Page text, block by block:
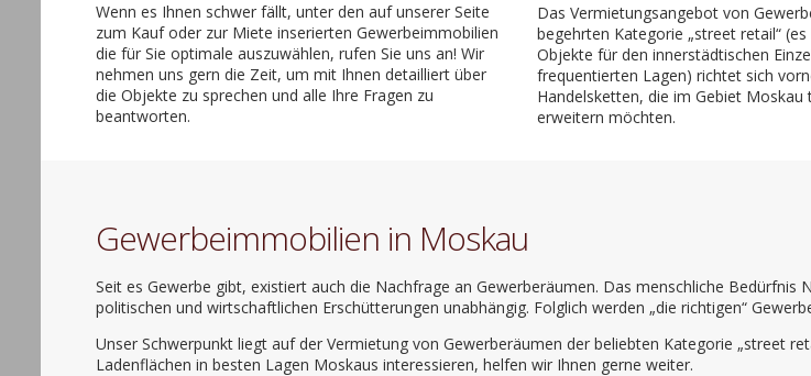
Wenn es Ihnen schwer fällt, unter den auf unserer Seite
zum Kauf oder zur Miete inserierten Gewerbeimmobilien
die für Sie optimale auszuwählen, rufen Sie uns an! Wir
nehmen uns gern die Zeit, um mit Ihnen detailliert über
die Objekte zu sprechen und alle Ihre Fragen zu
beantworten.
Das Vermietungsangebot von
begehrten Kategorie „street retail“
Objekte für den innerstädtischen
frequentierten Lagen) richtet sich
Handelsketten, die im Gebiet Moskau
erweitern möchten.
Gewerbeimmobilien in Moskau
Seit es Gewerbe gibt, existiert auch die Nachfrage an Gewerberäumen. Das menschliche Bedürfnis
politischen und wirtschaftlichen Erschütterungen unabhängig. Folglich werden „die richtigen“
Unser Schwerpunkt liegt auf der Vermietung von Gewerberäumen der beliebten Kategorie „street
Ladenflächen in besten Lagen Moskaus interessieren, helfen wir Ihnen gerne weiter.